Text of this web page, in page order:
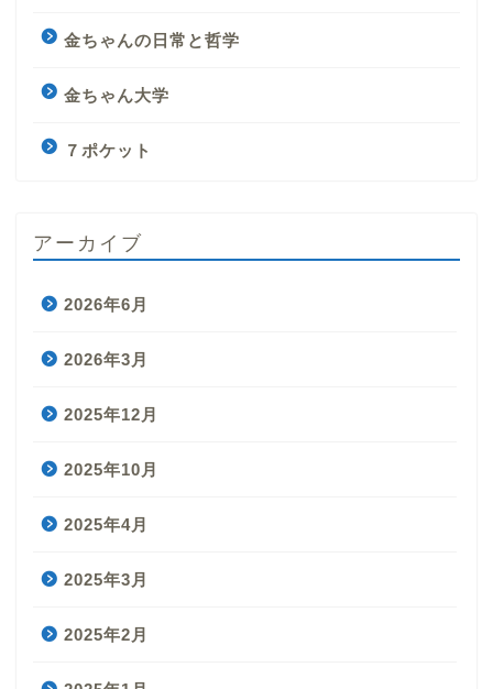
金ちゃんの日常と哲学
金ちゃん大学
７ポケット
アーカイブ
2026年6月
2026年3月
2025年12月
2025年10月
2025年4月
2025年3月
2025年2月